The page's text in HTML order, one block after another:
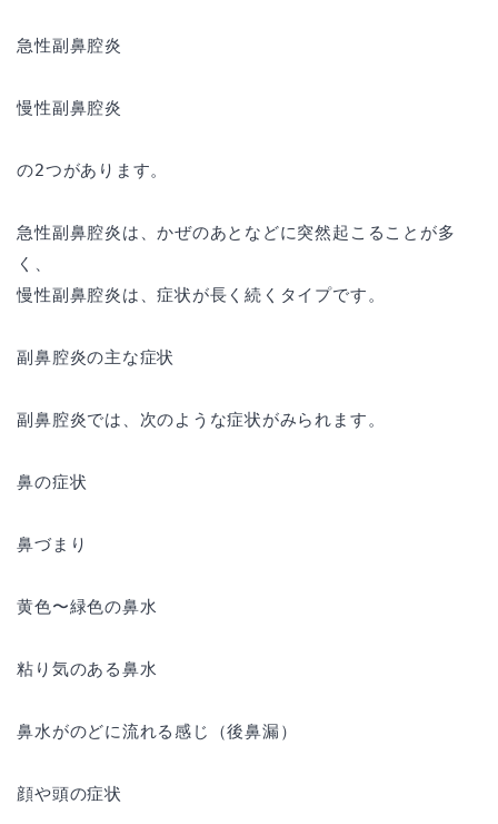
急性副鼻腔炎
慢性副鼻腔炎
の2つがあります。
急性副鼻腔炎は、かぜのあとなどに突然起こることが多
く、
慢性副鼻腔炎は、症状が長く続くタイプです。
副鼻腔炎の主な症状
副鼻腔炎では、次のような症状がみられます。
鼻の症状
鼻づまり
黄色〜緑色の鼻水
粘り気のある鼻水
鼻水がのどに流れる感じ（後鼻漏）
顔や頭の症状